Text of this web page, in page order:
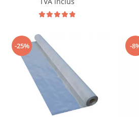
-25% -